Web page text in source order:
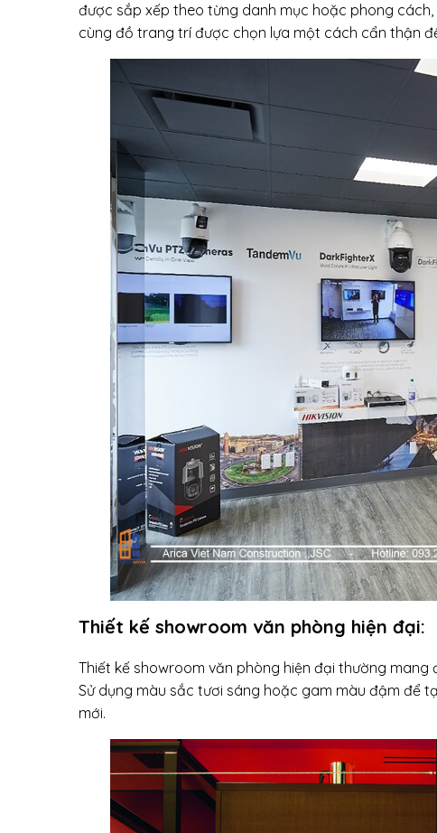
được sắp xếp theo từng danh mục hoặc phong
cùng đồ trang trí được chọn lựa một cách cẩn thận
Thiết kế showroom văn phòng hiện đại:
Thiết kế showroom văn phòng hiện đại thường
Sử dụng màu sắc tươi sáng hoặc gam màu đậm để
mới.